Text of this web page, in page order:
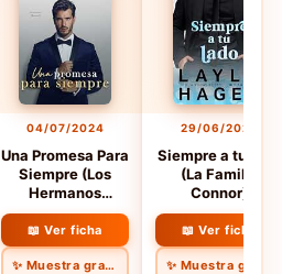
04/07/2024
Una Promesa Para
Siempre (Los
Hermanos
Maxwell)
📖 Ver ficha
✨ Muestra gratis
29/06/2023
Siempre a tu lado
(La Familia
Connor)
📖 Ver ficha